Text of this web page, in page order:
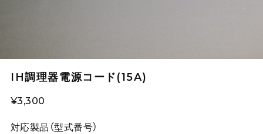
IH調理器電源コード(15A)
¥3,300
対応製品（型式番号）